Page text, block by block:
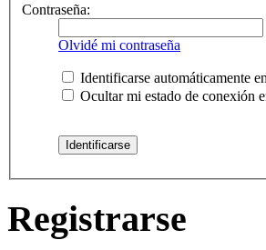
Contraseña:
Olvidé mi contraseña
Identificarse automáticamente
Ocultar mi estado de conexión
Registrarse